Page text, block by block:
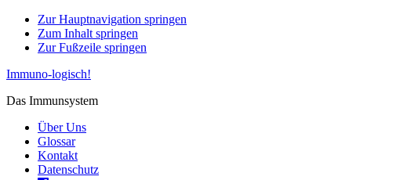
Zur Hauptnavigation springen
Zum Inhalt springen
Zur Fußzeile springen
Immuno-logisch!
Das Immunsystem
Über Uns
Glossar
Kontakt
Datenschutz